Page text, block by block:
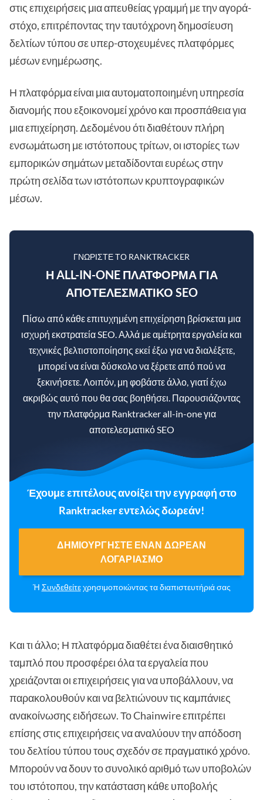
στις επιχειρήσεις μια απευθείας γραμμή με την αγορά-
στόχο, επιτρέποντας την ταυτόχρονη δημοσίευση
δελτίων τύπου σε υπερ-στοχευμένες πλατφόρμες
μέσων ενημέρωσης.
Η πλατφόρμα είναι μια αυτοματοποιημένη υπηρεσία
διανομής που εξοικονομεί χρόνο και προσπάθεια για
μια επιχείρηση. Δεδομένου ότι διαθέτουν πλήρη
ενσωμάτωση με ιστότοπους τρίτων, οι ιστορίες των
εμπορικών σημάτων μεταδίδονται ευρέως στην
πρώτη σελίδα των ιστότοπων κρυπτογραφικών
μέσων.
ΓΝΩΡΊΣΤΕ ΤΟ RANKTRACKER
Η ALL-IN-ONE ΠΛΑΤΦΌΡΜΑ ΓΙΑ
ΑΠΟΤΕΛΕΣΜΑΤΙΚΌ SEO
Πίσω από κάθε επιτυχημένη επιχείρηση βρίσκεται μια
ισχυρή εκστρατεία SEO. Αλλά με αμέτρητα εργαλεία και
τεχνικές βελτιστοποίησης εκεί έξω για να διαλέξετε,
μπορεί να είναι δύσκολο να ξέρετε από πού να
ξεκινήσετε. Λοιπόν, μη φοβάστε άλλο, γιατί έχω
ακριβώς αυτό που θα σας βοηθήσει. Παρουσιάζοντας
την πλατφόρμα Ranktracker all-in-one για
αποτελεσματικό SEO
Έχουμε επιτέλους ανοίξει την εγγραφή στο
Ranktracker εντελώς δωρεάν!
ΔΗΜΙΟΥΡΓΉΣΤΕ ΈΝΑΝ ΔΩΡΕΆΝ
ΛΟΓΑΡΙΑΣΜΌ
Ή Συνδεθείτεχρησιμοποιώντας τα διαπιστευτήριά σας
Και τι άλλο; Η πλατφόρμα διαθέτει ένα διαισθητικό
ταμπλό που προσφέρει όλα τα εργαλεία που
χρειάζονται οι επιχειρήσεις για να υποβάλλουν, να
παρακολουθούν και να βελτιώνουν τις καμπάνιες
ανακοίνωσης ειδήσεων. Το Chainwire επιτρέπει
επίσης στις επιχειρήσεις να αναλύουν την απόδοση
του δελτίου τύπου τους σχεδόν σε πραγματικό χρόνο.
Μπορούν να δουν το συνολικό αριθμό των υποβολών
του ιστότοπου, την κατάσταση κάθε υποβολής